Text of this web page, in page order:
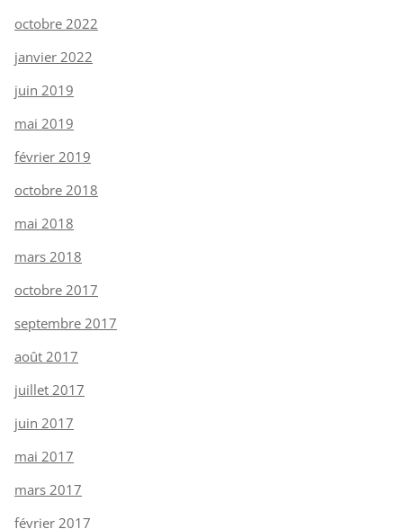
octobre 2022
janvier 2022
juin 2019
mai 2019
février 2019
octobre 2018
mai 2018
mars 2018
octobre 2017
septembre 2017
août 2017
juillet 2017
juin 2017
mai 2017
mars 2017
février 2017